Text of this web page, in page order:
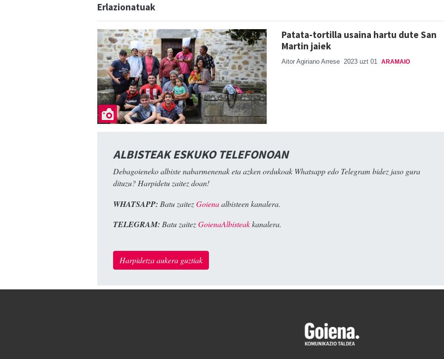
Erlazionatuak
Patata-tortilla usaina hartu dute San
Martin jaiek
Aitor Agiriano Arrese 2023 uzt 01 ARAMAIO
ALBISTEAK ESKUKO TELEFONOAN
Debagoieneko albiste nabarmenenak eta azken ordukoak Whatsapp edo Telegram bidez jaso gura
dituzu? Harpidetu zaitez doan!
WHATSAPP: Batu zaitezGoienaalbisteen kanalera.
TELEGRAM: Batu zaitezGoienaAlbisteakkanalera.
Harpidetza aukera guztiak